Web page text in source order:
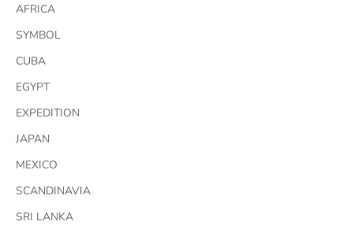
AFRICA
SYMBOL
CUBA
EGYPT
EXPEDITION
JAPAN
MEXICO
SCANDINAVIA
SRI LANKA